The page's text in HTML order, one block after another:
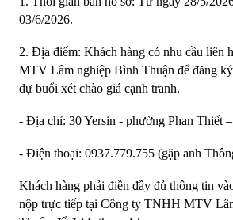
03/6/2026.
2. Địa điểm: Khách hàng có nhu cầu liên
MTV Lâm nghiệp Bình Thuận để đăng
dự buổi xét chào giá cạnh tranh.
- Địa chỉ: 30 Yersin - phường Phan Thiết
- Điện thoại: 0937.779.755 (gặp anh
Khách hàng phải điền đầy đủ thông tin
nộp trực tiếp tại Công ty TNHH MTV